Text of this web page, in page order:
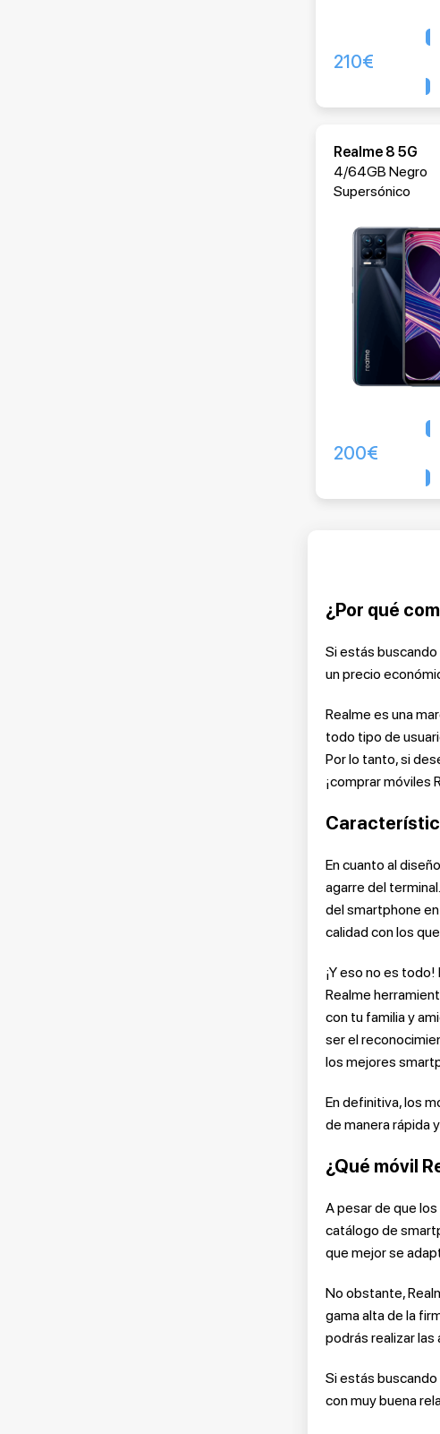
210€
Realme 8 5G
4/64GB Negro
Supersónico
200€
¿Por qué
Si estás
un precio
Realme es una
todo tipo de
Por lo tanto, si
¡comprar móviles
En cuanto al
agarre del
del smartphone
calidad con los
¡Y eso no es
Realme
con tu familia y
ser el
los mejores
En definitiva, los
de manera rápida
¿Qué móvil
A pesar de que
catálogo de
que mejor se
No obstante,
gama alta de la
podrás realizar
Si estás
con muy buena